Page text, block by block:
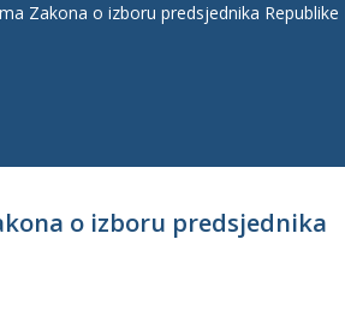
Zakona o izboru predsjednika
o izboru predsjednika